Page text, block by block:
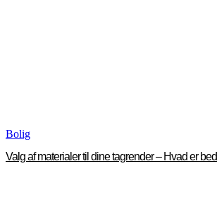
Bolig
Valg af materialer til dine tagrender – Hvad er